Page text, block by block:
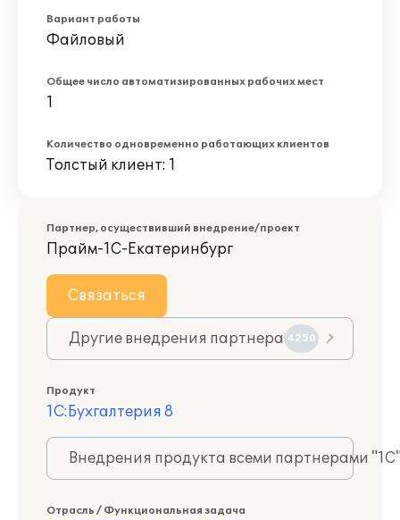
Вариант работы
Файловый
Общее число автоматизированных рабочих мест
1
Количество одновременно работающих клиентов
Толстый клиент: 1
Партнер, осуществивший внедрение/проект
Прайм-1С-Екатеринбург
Связаться
Другие внедрения партнера 4250
Продукт
1С:Бухгалтерия 8
Внедрения продукта всеми партнерами
Отрасль / Функциональная задача